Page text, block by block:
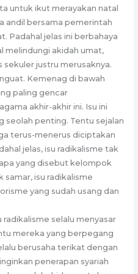
untuk ikut merayakan natal
andil bersama pemerintah
Padahal jelas ini berbahaya
melindungi akidah umat,
justru merusaknya.
Kemenag di bawah
paling gencar
akhir-akhir ini. Isu ini
seolah penting. Tentu sejalan
terus-menerus diciptakan
jelas, isu radikalisme tak
yang disebut kelompok
samar, isu radikalisme
yang sudah usang dan
selalu menyasar
mereka yang berpegang
berusaha terikat dengan
penerapan syariah